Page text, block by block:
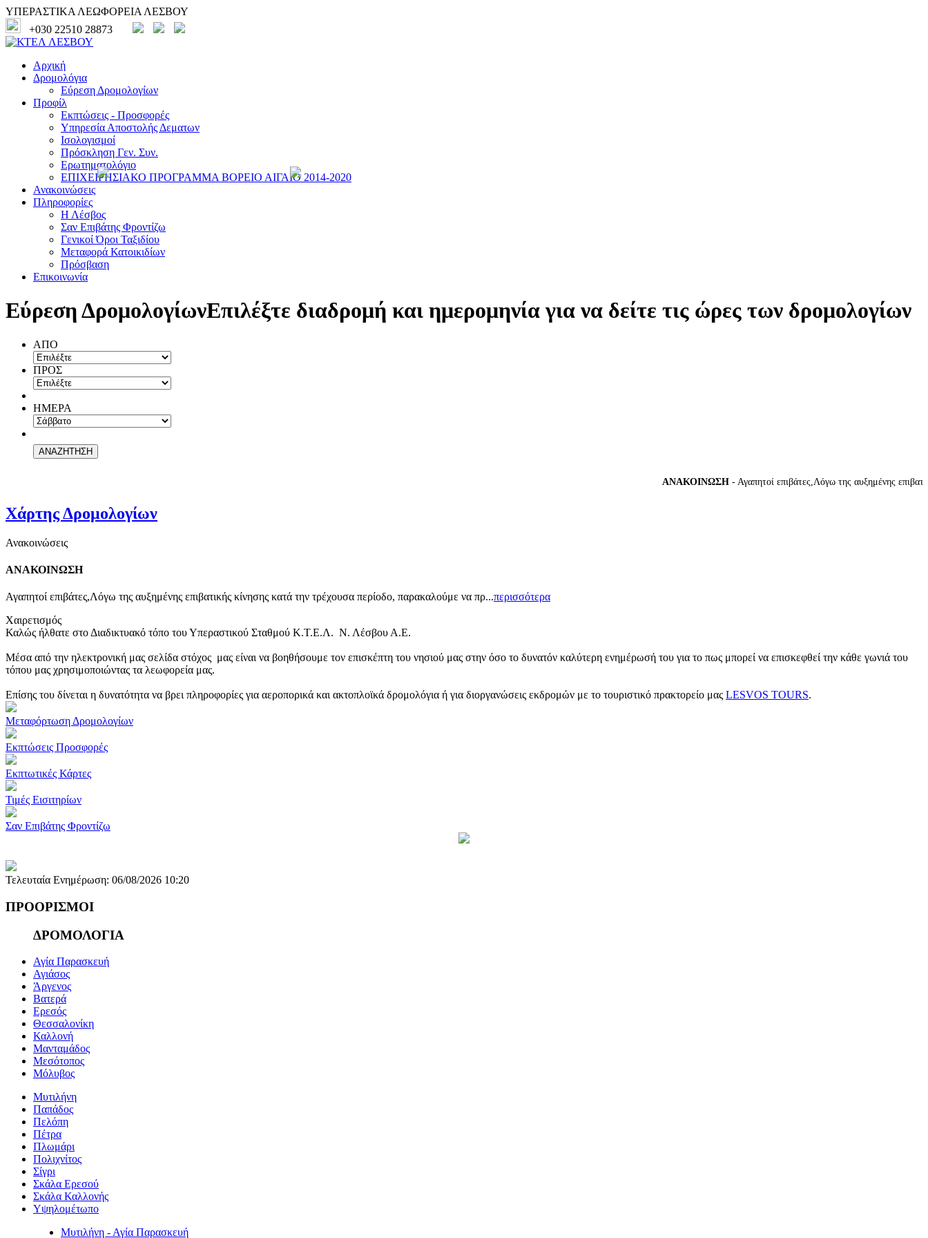
ΥΠΕΡΑΣΤΙΚΑ ΛΕΩΦΟΡΕΙΑ ΛΕΣΒΟΥ
+030 22510 28873
Αρχική
Δρομολόγια
Εύρεση Δρομολογίων
Προφίλ
Εκπτώσεις - Προσφορές
Υπηρεσία Αποστολής Δεματων
Ισολογισμοί
Πρόσκληση Γεν. Συν.
Ερωτηματολόγιο
ΕΠΙΧΕΙΡΗΣΙΑΚΟ ΠΡΟΓΡΑΜΜΑ ΒΟΡΕΙΟ ΑΙΓΑΙΟ 2014-2020
Ανακοινώσεις
Πληροφορίες
Η Λέσβος
Σαν Επιβάτης Φροντίζω
Γενικοί Όροι Ταξιδίου
Μεταφορά Κατοικιδίων
Πρόσβαση
Επικοινωνία
Εύρεση ΔρομολογίωνΕπιλέξτε διαδρομή και ημερομηνία για να δείτε τις ώρες των δρομολογίων
ΑΠΟ
ΠΡΟΣ
ΗΜΕΡΑ
ΑΝΑΚΟΙΝΩΣΗ- Αγαπητοί επιβάτες,Λόγω της αυξημένης
Χάρτης Δρομολογίων
Ανακοινώσεις
ΑΝΑΚΟΙΝΩΣΗ
Αγαπητοί επιβάτες,Λόγω της αυξημένης επιβατικής κίνησης κατά την τρέχουσα περίοδο, παρακαλούμε να πρ...περισσότερα
Χαιρετισμός
Καλώς ήλθατε στο Διαδικτυακό τόπο του Υπεραστικού Σταθμού Κ.Τ.Ε.Λ. Ν. Λέσβου Α.Ε.
Μέσα από την ηλεκτρονική μας σελίδα στόχος μας είναι να βοηθήσουμε τον επισκέπτη του νησιού μας στην όσο το δυνατόν καλύτερη ενημέρωσή του για το πως μπορεί να επισκεφθεί την κάθε γωνιά του
τόπου μας χρησιμοποιώντας τα λεωφορεία μας.
Επίσης του δίνεται η δυνατότητα να βρει πληροφορίες για αεροπορικά και ακτοπλοϊκά δρομολόγια ή για διοργανώσεις εκδρομών με το τουριστικό πρακτορείο μας LESVOS TOURS.
Μεταφόρτωση Δρομολογίων
Εκπτώσεις Προσφορές
Εκπτωτικές Κάρτες
Τιμές Εισιτηρίων
Σαν Επιβάτης Φροντίζω
Τελευταία Ενημέρωση: 06/08/2026 10:20
ΠΡΟΟΡΙΣΜΟΙ
ΔΡΟΜΟΛΟΓΙΑ
Αγία Παρασκευή
Αγιάσος
Άργενος
Βατερά
Ερεσός
Θεσσαλονίκη
Καλλονή
Μανταμάδος
Μεσότοπος
Μόλυβος
Μυτιλήνη
Παπάδος
Πελόπη
Πέτρα
Πλωμάρι
Πολιχνίτος
Σίγρι
Σκάλα Ερεσού
Σκάλα Καλλονής
Υψηλομέτωπο
Μυτιλήνη - Αγία Παρασκευή